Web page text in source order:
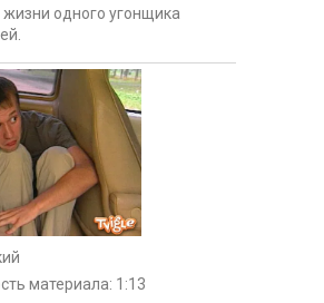
жизни одного угонщика
материала: 1:13